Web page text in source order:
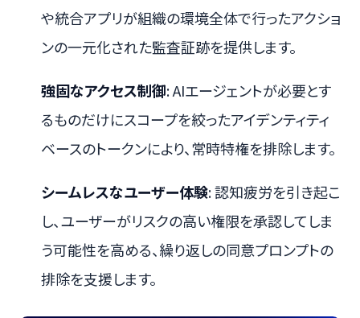
や統合アプリが組織の環境全体で行ったアクショ
ンの一元化された監査証跡を提供します。
強固なアクセス制御: AIエージェントが必要とす
るものだけにスコープを絞ったアイデンティティ
ベースのトークンにより、常時特権を排除します。
シームレスなユーザー体験: 認知疲労を引き起こ
し、ユーザーがリスクの高い権限を承認してしま
う可能性を高める、繰り返しの同意プロンプトの
排除を支援します。